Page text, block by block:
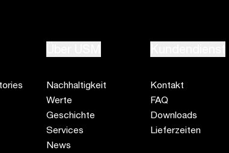
Nachhaltigkeit
Werte
Geschichte
Services
News
Kontakt
FAQ
Downloads
Lieferzeiten